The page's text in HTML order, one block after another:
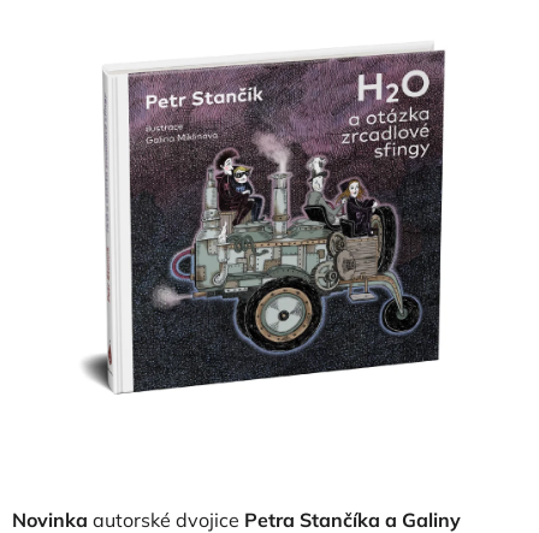
Novinka autorské dvojice Petra Stančíka a Galiny